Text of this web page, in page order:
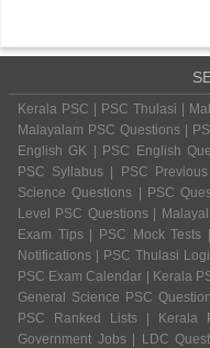
Kerala PSC | PSC Thulasi |
Malayalam PSC Questions |
English GK | PSC English
PSC Syllabus | PSC
Science Questions | PSC
Level PSC Questions |
Exam Tips | PSC Mock
Notifications | PSC Thulasi
PSC Exam Calendar | Kerala
General Science PSC
PSC Ranked Lists | Kerala
Government Jobs | LDC